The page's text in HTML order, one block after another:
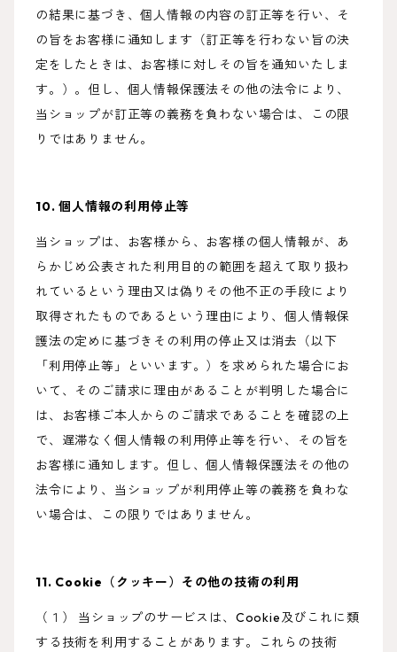
の結果に基づき、個人情報の内容の訂正等を行い、そ
の旨をお客様に通知します（訂正等を行わない旨の決
定をしたときは、お客様に対しその旨を通知いたしま
す。）。但し、個人情報保護法その他の法令により、
当ショップが訂正等の義務を負わない場合は、この限
りではありません。
10. 個人情報の利用停止等
当ショップは、お客様から、お客様の個人情報が、あ
らかじめ公表された利用目的の範囲を超えて取り扱わ
れているという理由又は偽りその他不正の手段により
取得されたものであるという理由により、個人情報保
護法の定めに基づきその利用の停止又は消去（以下
「利用停止等」といいます。）を求められた場合にお
いて、そのご請求に理由があることが判明した場合に
は、お客様ご本人からのご請求であることを確認の上
で、遅滞なく個人情報の利用停止等を行い、その旨を
お客様に通知します。但し、個人情報保護法その他の
法令により、当ショップが利用停止等の義務を負わな
い場合は、この限りではありません。
11. Cookie（クッキー）その他の技術の利用
（１） 当ショップのサービスは、Cookie及びこれに類
する技術を利用することがあります。これらの技術